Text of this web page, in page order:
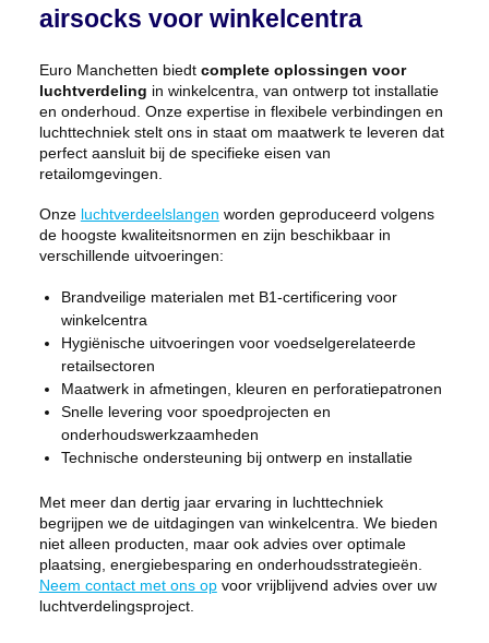
airsocks voor winkelcentra
Euro Manchetten biedt complete oplossingen voor
luchtverdeling in winkelcentra, van ontwerp tot installatie
en onderhoud. Onze expertise in flexibele verbindingen en
luchttechniek stelt ons in staat om maatwerk te leveren dat
perfect aansluit bij de specifieke eisen van
retailomgevingen.
Onze luchtverdeelslangen worden geproduceerd volgens
de hoogste kwaliteitsnormen en zijn beschikbaar in
verschillende uitvoeringen:
Brandveilige materialen met B1-certificering voor
winkelcentra
Hygiënische uitvoeringen voor voedselgerelateerde
retailsectoren
Maatwerk in afmetingen, kleuren en perforatiepatronen
Snelle levering voor spoedprojecten en
onderhoudswerkzaamheden
Technische ondersteuning bij ontwerp en installatie
Met meer dan dertig jaar ervaring in luchttechniek
begrijpen we de uitdagingen van winkelcentra. We bieden
niet alleen producten, maar ook advies over optimale
plaatsing, energiebesparing en onderhoudsstrategieën.
Neem contact met ons opvoor vrijblijvend advies over uw
luchtverdelingsproject.